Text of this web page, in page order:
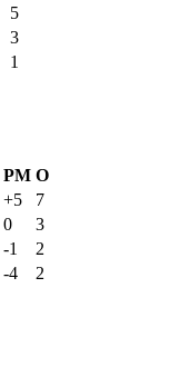
5
3
1
РМ О
+5
7
0
3
-1
2
-4
2